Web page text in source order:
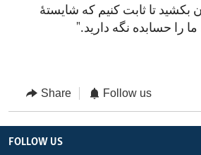
بکشید تا ثابت کنیم که شایستۀ
را حسابده نگه دارید."
Share Follow us
FOLLOW US